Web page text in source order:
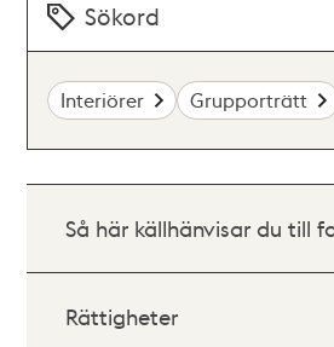
Sökord
Interiörer Grupporträtt
Så här källhänvisar du till
Rättigheter